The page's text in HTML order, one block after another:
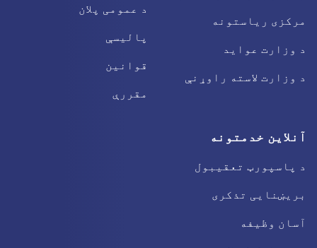
مرکزی ریاستونه
د وزارت عواید
د وزارت لاسته راوړنې
د عمومی پلان
پالیسې
قوانین
مقررې
آنلاین خدمتونه
د پاسپورټ تعقیبول
بریښنایی تذکری
آسان وظیفه